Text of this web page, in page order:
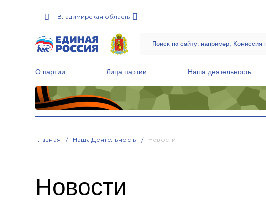
Владимирская область
О партии Лица партии Наша деятельность
Главная Наша Деятельность Новости
Новости